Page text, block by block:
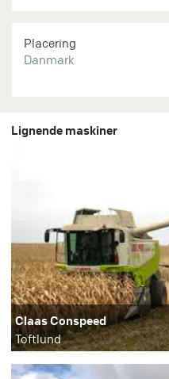
Placering
Danmark
Lignende maskiner
Claas Conspeed
Toftlund